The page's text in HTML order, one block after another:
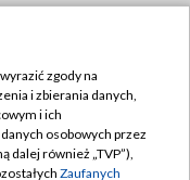
zgody na
i zbierania danych,
i ich
osobowych przez
dalej również „TVP”),
Zaufanych